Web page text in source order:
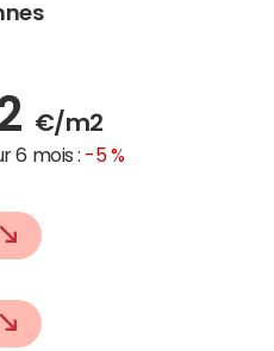
€/m2
6 mois : -5 %